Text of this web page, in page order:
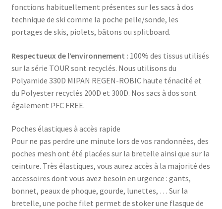
fonctions habituellement présentes sur les sacs à dos
technique de ski comme la poche pelle/sonde, les
portages de skis, piolets, bâtons ou splitboard.
Respectueux de l’environnement : 100% des tissus utilisés
sur la série TOUR sont recyclés. Nous utilisons du
Polyamide 330D MIPAN REGEN-ROBIC haute ténacité et
du Polyester recyclés 200D et 300D. Nos sacs à dos sont
également PFC FREE.
Poches élastiques à accès rapide
Pour ne pas perdre une minute lors de vos randonnées, des
poches mesh ont été placées sur la bretelle ainsi que sur la
ceinture. Très élastiques, vous aurez accès à la majorité des
accessoires dont vous avez besoin en urgence : gants,
bonnet, peaux de phoque, gourde, lunettes, … Sur la
bretelle, une poche filet permet de stoker une flasque de